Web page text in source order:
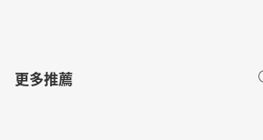
更多推薦